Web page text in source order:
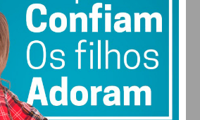
ALTERAR